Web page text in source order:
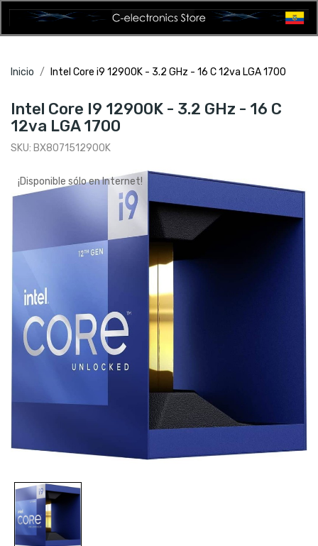
Inicio Intel Core i9 12900K - 3.2 GHz - 16 C 12va LGA 1700
Intel Core I9 12900K - 3.2 GHz - 16 C
12va LGA 1700
SKU: BX8071512900K
¡Disponible sólo en Internet!